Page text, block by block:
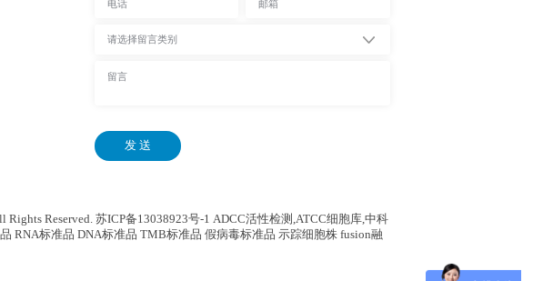
发 送
Rights Reserved. 苏ICP备13038923号-1 ADCC活性检测,ATCC细胞库,中科
RNA标准品 DNA标准品 TMB标准品 假病毒标准品 示踪细胞株 fusion融